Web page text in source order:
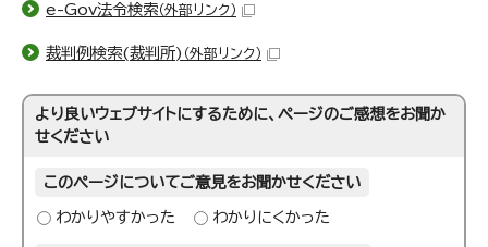
e-Gov法令検索（外部リンク）
裁判例検索(裁判所) （外部リンク）
より良いウェブサイトにするために、ページのご感想をお聞か
せください
このページについてご意見をお聞かせください
わかりやすかった わかりにくかった